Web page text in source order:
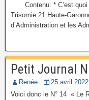
Contenu: * C’est quoi
Trisomie 21 Haute-
d’Administration et les
Petit Journal
Renée 25 avril 2022
Voici donc le N° 14 « Le